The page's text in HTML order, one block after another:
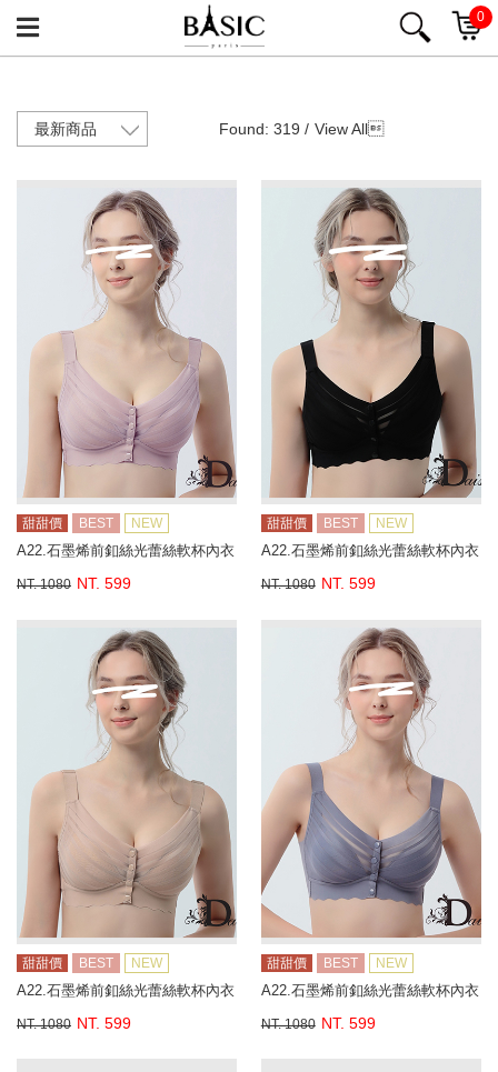
0
Found: 319 / View All
甜甜價 BEST NEW
A22.石墨烯前釦絲光蕾絲軟杯內衣
NT. 1080 NT. 599
甜甜價 BEST NEW
A22.石墨烯前釦絲光蕾絲軟杯內衣
NT. 1080 NT. 599
甜甜價 BEST NEW
A22.石墨烯前釦絲光蕾絲軟杯內衣
NT. 1080 NT. 599
甜甜價 BEST NEW
A22.石墨烯前釦絲光蕾絲軟杯內衣
NT. 1080 NT. 599